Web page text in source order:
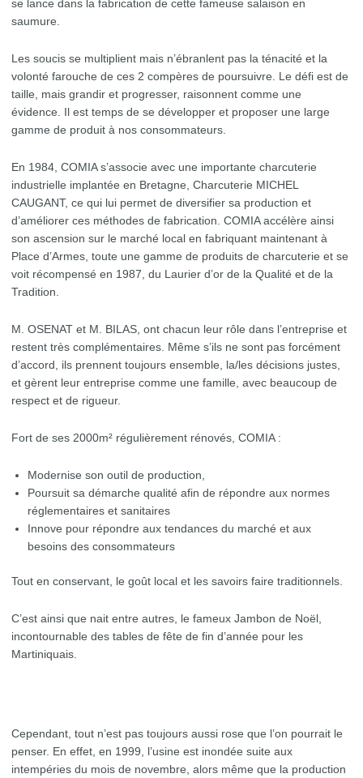
se lance dans la fabrication de cette fameuse salaison en
saumure.
Les soucis se multiplient mais n’ébranlent pas la ténacité et la
volonté farouche de ces 2 compères de poursuivre. Le défi est de
taille, mais grandir et progresser, raisonnent comme une
évidence. Il est temps de se développer et proposer une large
gamme de produit à nos consommateurs.
En 1984, COMIA s’associe avec une importante charcuterie
industrielle implantée en Bretagne, Charcuterie MICHEL
CAUGANT, ce qui lui permet de diversifier sa production et
d’améliorer ces méthodes de fabrication. COMIA accélère ainsi
son ascension sur le marché local en fabriquant maintenant à
Place d’Armes, toute une gamme de produits de charcuterie et se
voit récompensé en 1987, du Laurier d’or de la Qualité et de la
Tradition.
M. OSENAT et M. BILAS, ont chacun leur rôle dans l’entreprise et
restent très complémentaires. Même s’ils ne sont pas forcément
d’accord, ils prennent toujours ensemble, la/les décisions justes,
et gèrent leur entreprise comme une famille, avec beaucoup de
respect et de rigueur.
Fort de ses 2000m² régulièrement rénovés, COMIA :
Modernise son outil de production,
Poursuit sa démarche qualité afin de répondre aux normes
réglementaires et sanitaires
Innove pour répondre aux tendances du marché et aux
besoins des consommateurs
Tout en conservant, le goût local et les savoirs faire traditionnels.
C’est ainsi que nait entre autres, le fameux Jambon de Noël,
incontournable des tables de fête de fin d’année pour les
Martiniquais.
Cependant, tout n’est pas toujours aussi rose que l’on pourrait le
penser. En effet, en 1999, l’usine est inondée suite aux
intempéries du mois de novembre, alors même que la production